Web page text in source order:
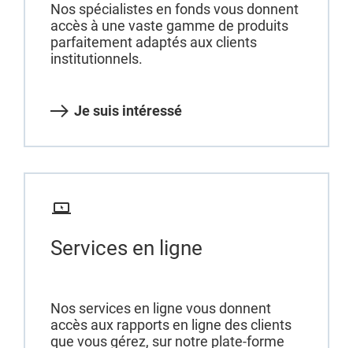
Nos spécialistes en fonds vous donnent
accès à une vaste gamme de produits
parfaitement adaptés aux clients
institutionnels.
Je suis intéressé
Services en ligne
Nos services en ligne vous donnent
accès aux rapports en ligne des clients
que vous gérez, sur notre plate-forme